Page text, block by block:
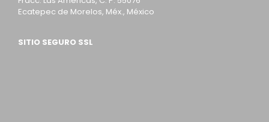
Ecatepec de Morelos, Méx., México
SITIO SEGURO SSL